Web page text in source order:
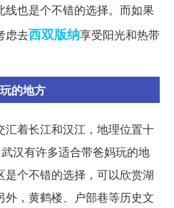
也是个不错的选择。而如果
虑去西双版纳享受阳光和热带
的地方
着长江和汉江，地理位置十
汉有许多适合带爸妈玩的地
个不错的选择，可以欣赏湖
，黄鹤楼、户部巷等历史文